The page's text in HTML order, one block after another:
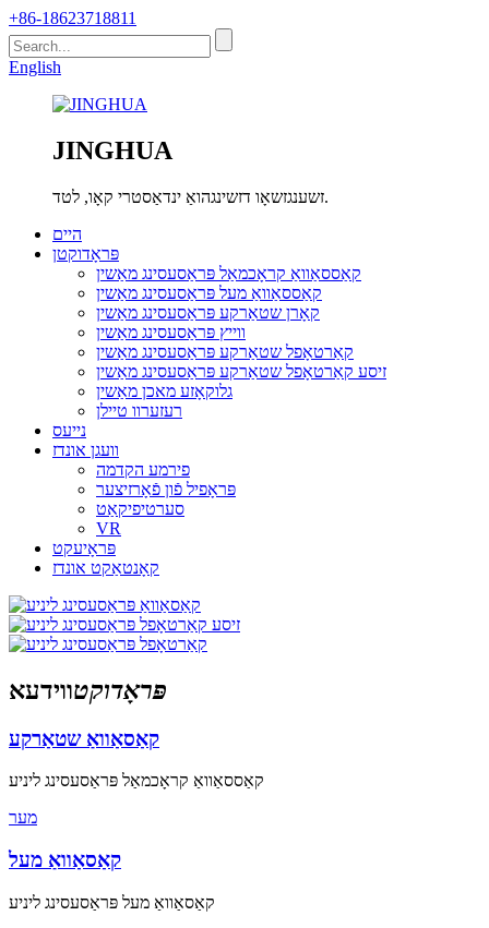
+86-18623718811
English
JINGHUA
זשענגזשאָו דזשינגהואַ ינדאַסטרי קאָו, לטד.
היים
פּראָדוקטן
קאַססאַוואַ קראָכמאַל פּראַסעסינג מאַשין
קאַססאַוואַ מעל פּראַסעסינג מאַשין
קאָרן שטאַרקע פּראַסעסינג מאַשין
ווייץ פּראַסעסינג מאַשין
קאַרטאָפל שטאַרקע פּראַסעסינג מאַשין
זיסע קאַרטאָפל שטאַרקע פּראַסעסינג מאַשין
גלוקאָזע מאכן מאַשין
רעזערוו טיילן
נייעס
וועגן אונדז
פירמע הקדמה
פּראָפיל פֿון פֿאָרזיצער
סערטיפיקאַט
VR
פּראָיעקט
קאָנטאַקט אונדז
פּראָדוקטווידעא
קאַסאַוואַ שטאַרקע
קאַססאַוואַ קראָכמאַל פּראַסעסינג ליניע
מער
קאַסאַוואַ מעל
קאַסאַוואַ מעל פּראַסעסינג ליניע